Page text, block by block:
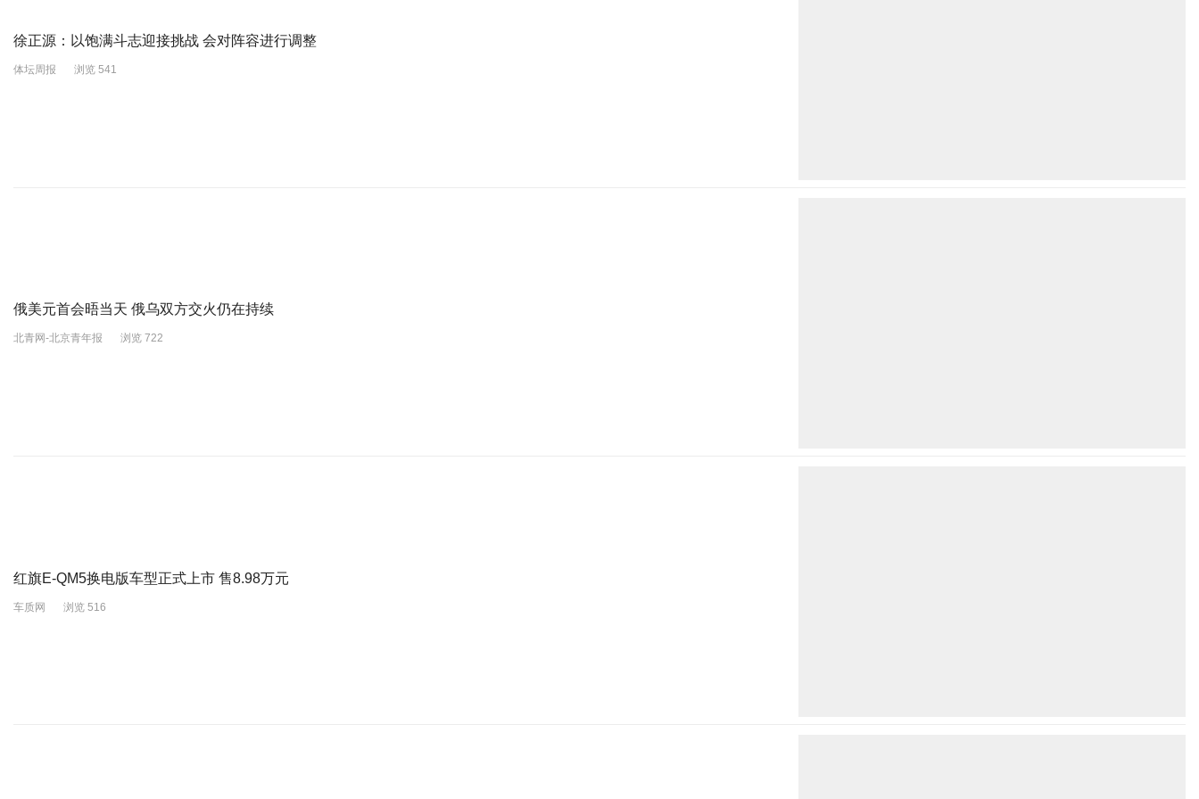
徐正源：以饱满斗志迎接挑战 会对阵容进行调整
体坛周报 浏览 541
俄美元首会晤当天 俄乌双方交火仍在持续
北青网-北京青年报 浏览 722
红旗E-QM5换电版车型正式上市 售8.98万元
车质网 浏览 516